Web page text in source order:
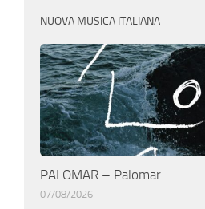
NUOVA MUSICA ITALIANA
PALOMAR – Palomar
07/08/2026